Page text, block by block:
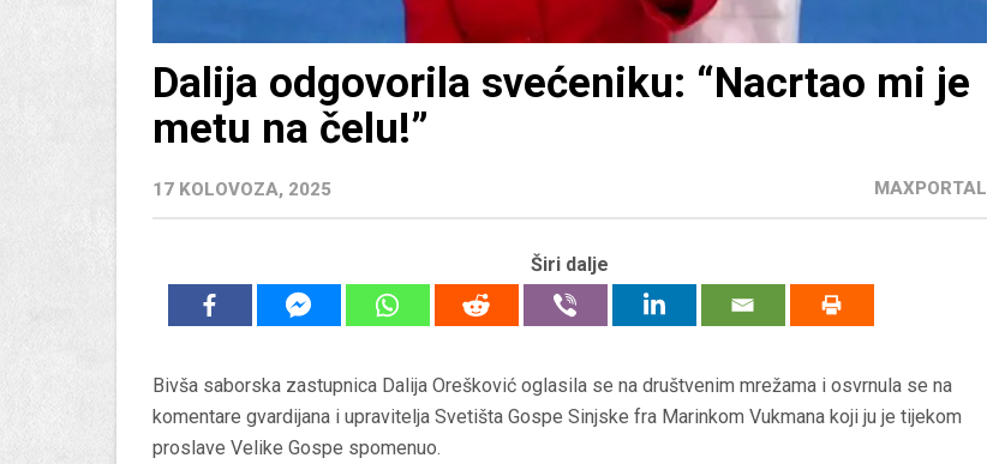
Dalija odgovorila svećeniku: “Nacrtao mi je
metu na čelu!”
17 KOLOVOZA, 2025 MAXPORTAL
Širi dalje
Bivša saborska zastupnica Dalija Orešković oglasila se na društvenim mrežama i osvrnula se na
komentare gvardijana i upravitelja Svetišta Gospe Sinjske fra Marinkom Vukmana koji ju je tijekom
proslave Velike Gospe spomenuo.